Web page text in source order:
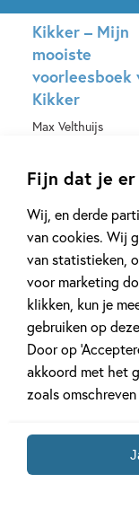
Fijn dat je
Wij, en derde
van cookies. Wij
van statistieken,
voor marketing
klikken, kun je
gebruiken op
Door op
akkoord met het
zoals
Kikker – Mijn
mooiste
voorleesboek
Kikker
Max Velthuijs
Kikker – Het
flapjesboek